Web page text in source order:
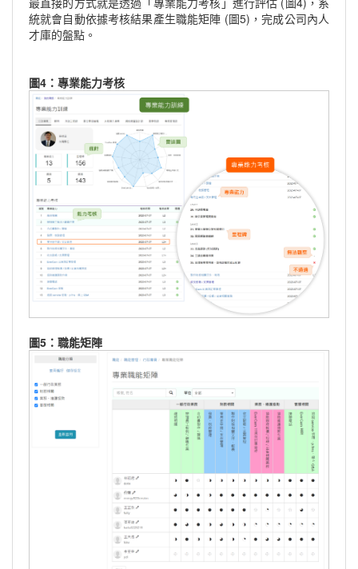
統就會自動依據考核結果產生職能矩陣 (圖5)，完成公司內人
才庫的盤點。
圖4：專業能力考核
圖5：職能矩陣